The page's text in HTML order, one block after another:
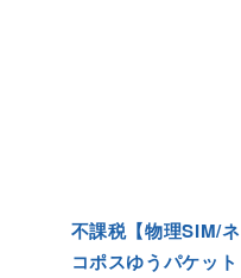
不課税【物理SIM/ネ
コポスゆうパケット